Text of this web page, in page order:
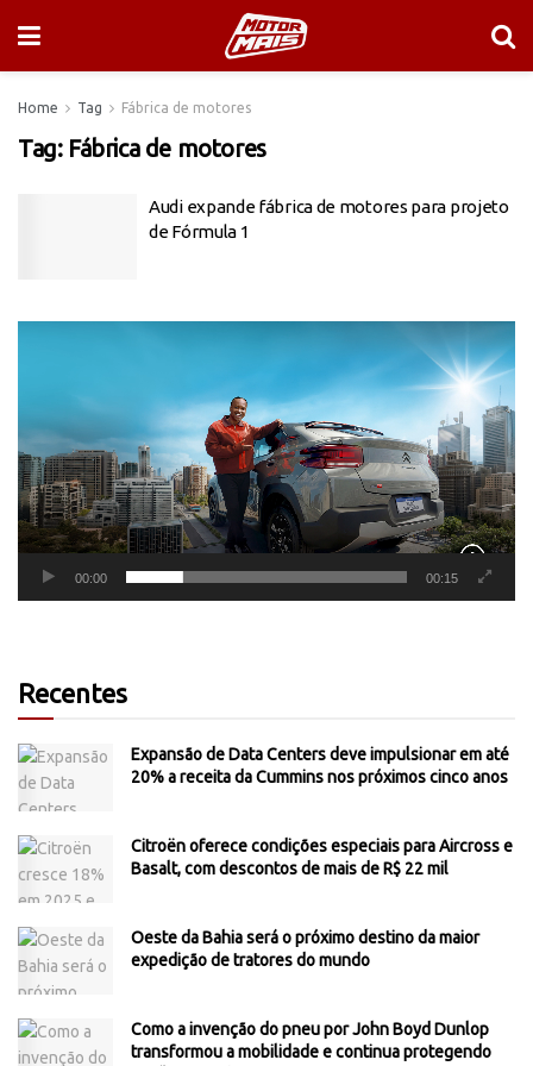
Home Tag Fábrica de motores
Tag: Fábrica de motores
Audi expande fábrica de motores para projeto
de Fórmula 1
00:00 00:15
Recentes
Expansão de Data Centers deve impulsionar em até
20% a receita da Cummins nos próximos cinco anos
Citroën oferece condições especiais para Aircross e
Basalt, com descontos de mais de R$ 22 mil
Oeste da Bahia será o próximo destino da maior
expedição de tratores do mundo
Como a invenção do pneu por John Boyd Dunlop
transformou a mobilidade e continua protegendo